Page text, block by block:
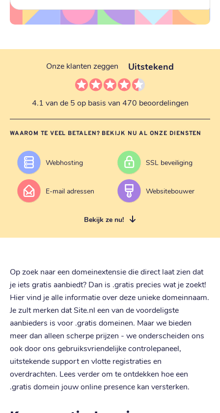
Onze klanten zeggen Uitstekend
4.1 van de 5 op basis van 470 beoordelingen
WAAROM TE VEEL BETALEN? BEKIJK NU AL ONZE DIENSTEN
Webhosting SSL beveiliging
E-mail adressen Websitebouwer
Bekijk ze nu!
Op zoek naar een domeinextensie die direct laat zien dat
je iets gratis aanbiedt? Dan is .gratis precies wat je zoekt!
Hier vind je alle informatie over deze unieke domeinnaam.
Je zult merken dat Site.nl een van de voordeligste
aanbieders is voor .gratis domeinen. Maar we bieden
meer dan alleen scherpe prijzen - we onderscheiden ons
ook door ons gebruiksvriendelijke controlepaneel,
uitstekende support en vlotte registraties en
overdrachten. Lees verder om te ontdekken hoe een
.gratis domein jouw online presence kan versterken.